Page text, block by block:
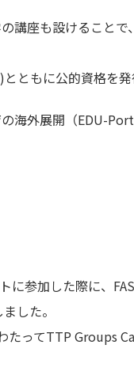
講座も設けることで
ともに公的資格を発
海外展開（EDU-
に参加した際に、
した。
たってTTP Groups